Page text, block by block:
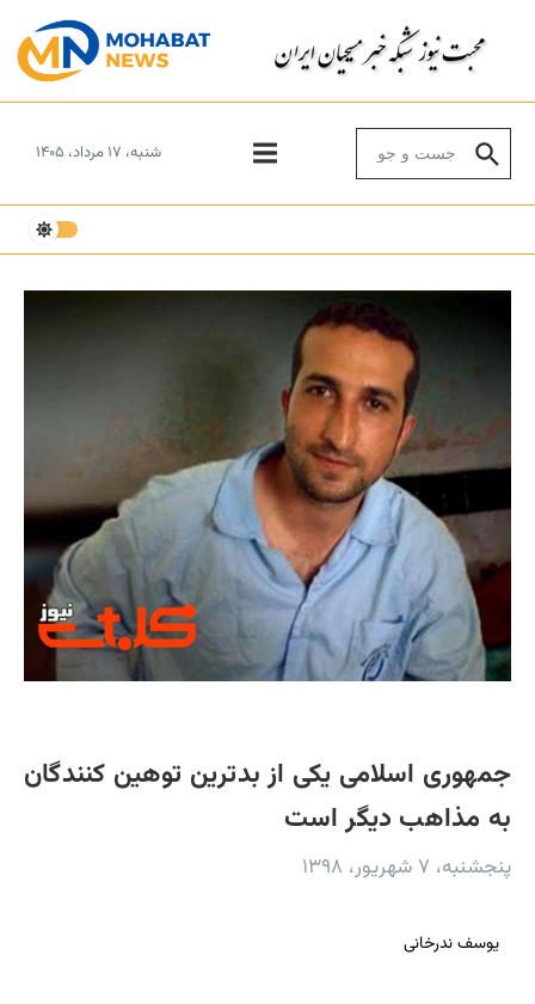
شنبه، ۱۷ مرداد، ۱۴۰۵
جمهوری اسلامی یکی از بدترین توهین کنندگان
به مذاهب دیگر است
پنجشنبه، ۷ شهریور، ۱۳۹۸
یوسف ندرخانی